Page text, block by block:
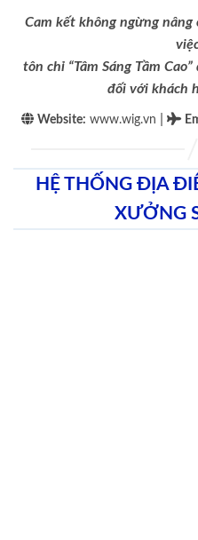
Cam kết không ngừng
tôn chỉ “Tâm Sáng Tầm
đối với khách
Website: www.wig.vn
HỆ THỐNG ĐỊA
XƯỞNG